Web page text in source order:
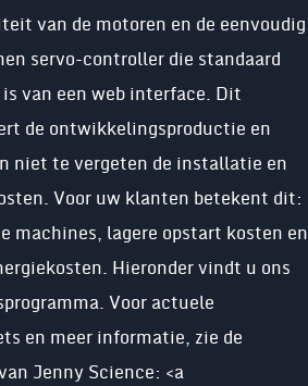
van de motoren en de eenvoudig
servo-controller die standaard
is van een web interface. Dit
de ontwikkelingsproductie en
niet te vergeten de installatie en
Voor uw klanten betekent dit:
machines, lagere opstart kosten en
Hieronder vindt u ons
Voor actuele
en meer informatie, zie de
Jenny Science: <a